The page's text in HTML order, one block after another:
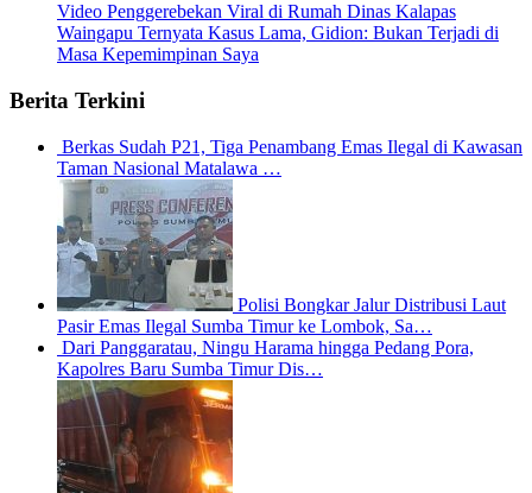
Video Penggerebekan Viral di Rumah Dinas Kalapas
Waingapu Ternyata Kasus Lama, Gidion: Bukan Terjadi di
Masa Kepemimpinan Saya
Berita Terkini
Berkas Sudah P21, Tiga Penambang Emas Ilegal di Kawasan
Taman Nasional Matalawa …
Polisi Bongkar Jalur Distribusi Laut
Pasir Emas Ilegal Sumba Timur ke Lombok, Sa…
Dari Panggaratau, Ningu Harama hingga Pedang Pora,
Kapolres Baru Sumba Timur Dis…